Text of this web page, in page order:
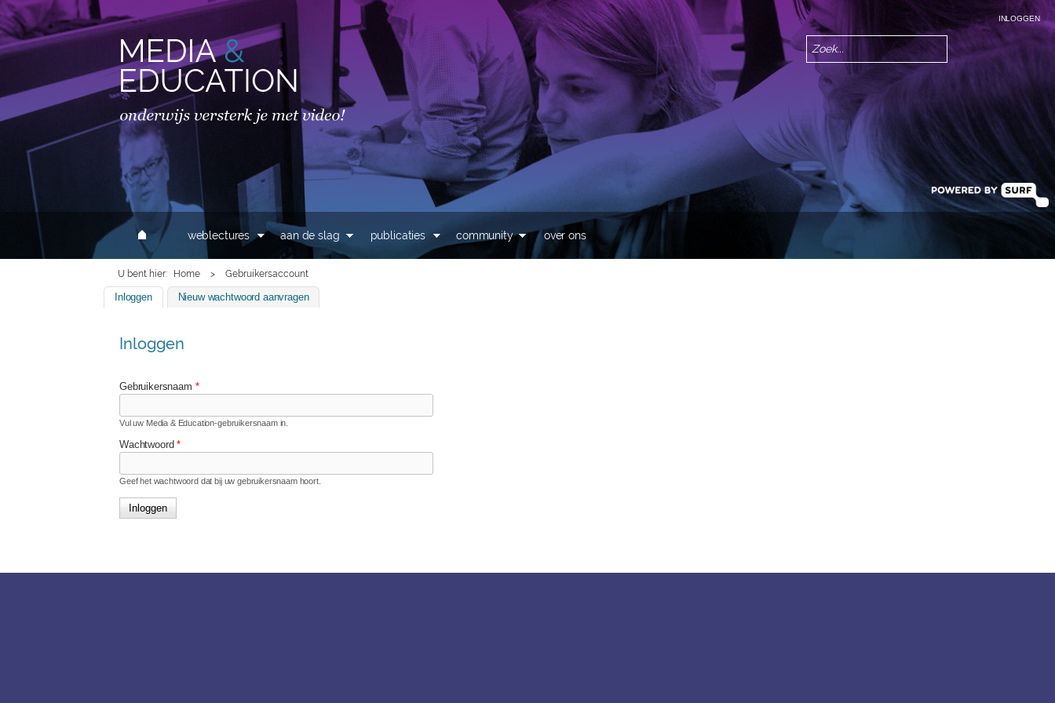
Overslaan en naar de
inhoud gaan
MAIN MENU
weblectures aan de slag publicaties community over ons
Zoekveld
Zoeken
INLOGGEN
U bent hier Home > Gebruikersaccount
Inloggen(actieve tabblad)
Nieuw wachtwoord aanvragen
Inloggen
Gebruikersnaam *
Vul uw Media & Education-gebruikersnaam in.
Wachtwoord*
Geef het wachtwoord dat bij uw gebruikersnaam hoort.